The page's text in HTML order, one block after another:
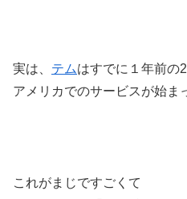
実は、 テムはすでに１年前の
アメリカでのサービスが始ま
これがまじですごくて